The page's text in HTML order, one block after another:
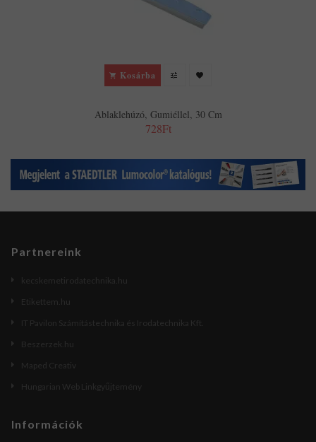
Kosárba
Ablaklehúzó, Gumiéllel, 30 Cm
728Ft
Partnereink
kecskemetirodatechnika.hu
Etikettem.hu
IT Pavilon Számítástechnika és Irodatechnika Kft.
Beszerzek.hu
Maped Creativ
Hungarian Web Linkgyűjtemény
Információk